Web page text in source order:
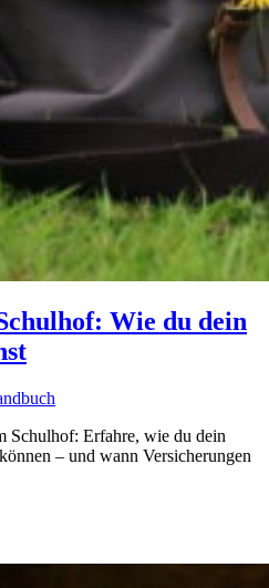
Wie du dein
Schulhof: Erfahre, wie du dein
– und wann Versicherungen